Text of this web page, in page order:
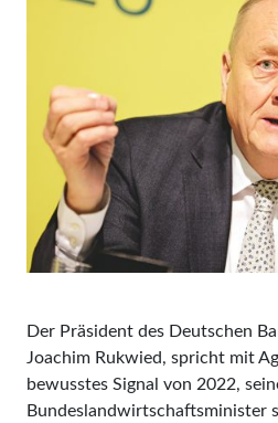
Der Präsident des Deutschen
Joachim Rukwied, spricht mit
bewusstes Signal von 2022,
Bundeslandwirtschaftsminister